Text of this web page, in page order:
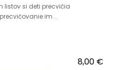
listov si deti precvičia
im ..
8,00 €